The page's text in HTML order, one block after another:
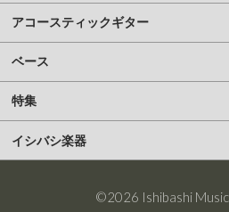
アコースティックギター
ベース
特集
イシバシ楽器
©2026 Ishibashi